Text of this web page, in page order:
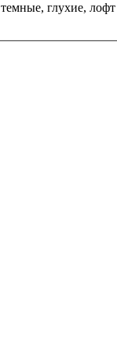
темные, глухие, лофт